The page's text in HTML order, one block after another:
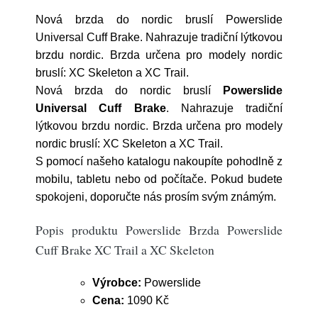
Nová brzda do nordic bruslí Powerslide
Universal Cuff Brake. Nahrazuje tradiční lýtkovou
brzdu nordic. Brzda určena pro modely nordic
bruslí: XC Skeleton a XC Trail.
Nová brzda do nordic bruslí
Powerslide
Universal Cuff Brake. Nahrazuje tradiční
lýtkovou brzdu nordic. Brzda určena pro modely
nordic bruslí: XC Skeleton a XC Trail.
S pomocí našeho katalogu nakoupíte pohodlně z
mobilu, tabletu nebo od počítače. Pokud budete
spokojeni, doporučte nás prosím svým známým.
Popis produktu Powerslide Brzda Powerslide
Cuff Brake XC Trail a XC Skeleton
Výrobce: Powerslide
Cena: 1090 Kč